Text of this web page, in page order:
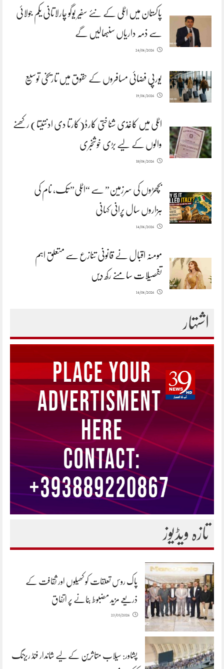
پاکستان میں اٹلی کے نئے سفیر یوگو چارلاتانی یکم جولائی
سے ذمہ داریاں سنبھالیں گے
24/06/2026
یورپی فضائی مسافروں کے حقوق میں تاریخی توسیع
19/06/2026
اٹلی میں کاغذی شناختی کارڈ(کارتا دی ادنتیتا) رکھنے
والوں کے لیے بڑی خوشخبری
18/06/2026
بچھڑوں کی سرزمین” سے “اٹلی” تک، نام کی
ہزاروں سال پرانی کہانی
14/06/2026
مومنہ اقبال نے قانونی تنازع سے متعلق اہم
تفصیلات سامنے رکھ دیں
14/06/2026
اشتہار
تازہ ویڈیوز
پاک روس تعلقات کو کھیلوں اور ثقافت کے
ذریعے مزید مضبوط بنانے پر اتفاق
23/05/2026
پشاور: سیلاب متاثرین کے لیے شاندار فنڈ ریزنگ